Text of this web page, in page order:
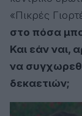
«Πικρές
στο πόσα
Και εάν ναι,
να
δεκαετιών;